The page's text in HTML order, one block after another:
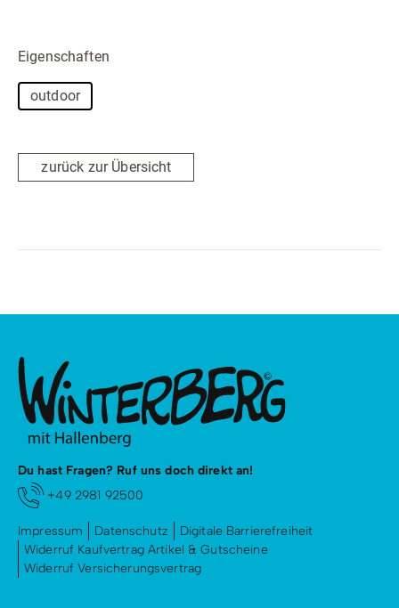
Eigenschaften
outdoor
zurück zur Übersicht
Du hast Fragen? Ruf uns doch direkt an!
+49 2981 92500
Impressum Datenschutz
Digitale Barrierefreiheit
Widerruf Kaufvertrag Artikel & Gutscheine
Widerruf Versicherungsvertrag